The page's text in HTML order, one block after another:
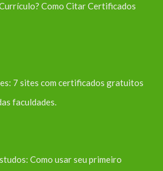
Como Citar Certificados
7 sites com certificados gratuitos
faculdades.
Como usar seu primeiro